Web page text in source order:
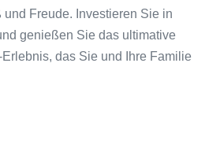
Freude. Investieren Sie in
genießen Sie das ultimative
das Sie und Ihre Familie